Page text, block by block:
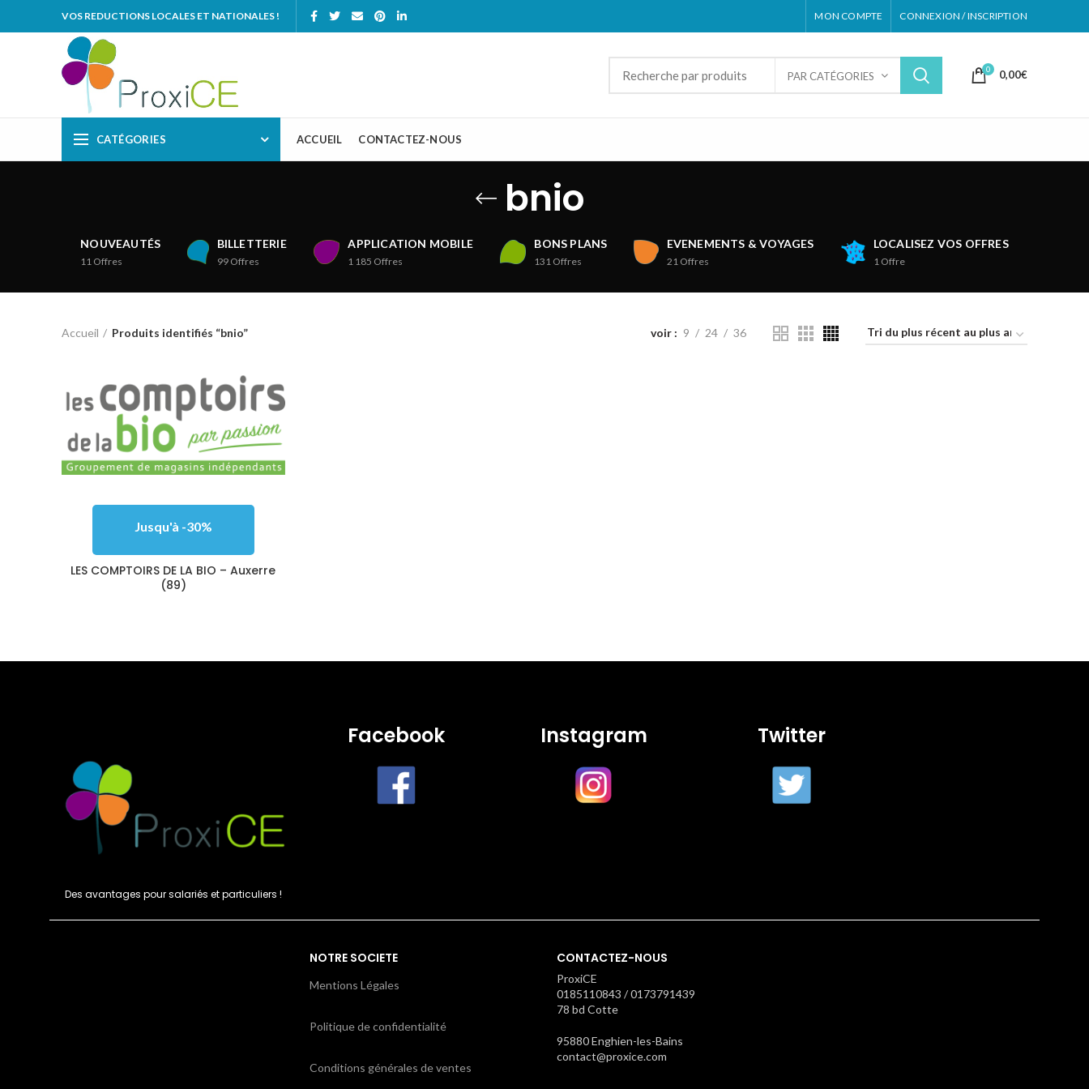
VOS REDUCTIONS LOCALES ET NATIONALES ! MON COMPTE CONNEXION / INSCRIPTION
PAR CATÉGORIES
0 0,00€
CATÉGORIES ACCUEIL CONTACTEZ-NOUS
bnio
NOUVEAUTÉS
11 Offres
BILLETTERIE
99 Offres
APPLICATION MOBILE
1 185 Offres
BONS PLANS
131 Offres
EVENEMENTS & VOYAGES
21 Offres
LOCALISEZ VOS OFFRES
1 Offre
Accueil Produits identifiés “bnio” voir 9 24 36
Jusqu'à -30%
LES COMPTOIRS DE LA BIO – Auxerre
(89)
Des avantages pour salariés et particuliers !
Facebook Instagram Twitter
NOTRE SOCIETE
Mentions Légales
Politique de confidentialité
Conditions générales de ventes
CONTACTEZ-NOUS
ProxiCE
0185110843 / 0173791439
78 bd Cotte
95880 Enghien-les-Bains
contact@proxice.com